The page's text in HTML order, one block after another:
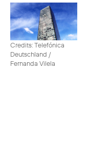
Credits: Telefónica
Deutschland /
Fernanda Vilela